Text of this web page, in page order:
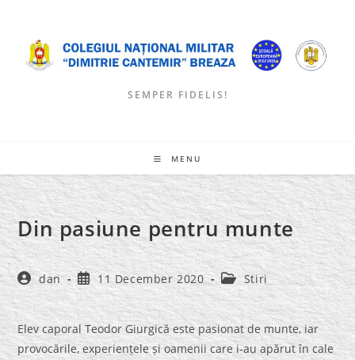
content
SEMPER FIDELIS!
MENU
Din pasiune pentru munte
Post
author:
dan
Post
published:
11 December 2020
Post
category:
Stiri
Elev caporal Teodor Giurgică este pasionat de munte, iar
provocările, experiențele și oamenii care i-au apărut în cale